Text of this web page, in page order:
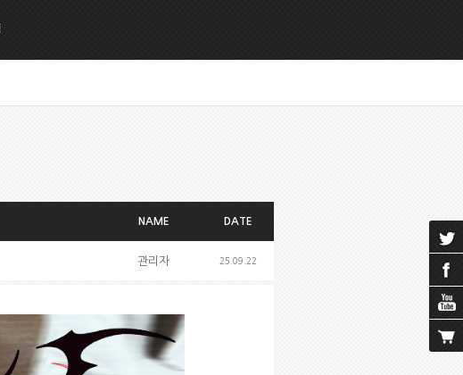
NAME DATE
관리자 25.09.22